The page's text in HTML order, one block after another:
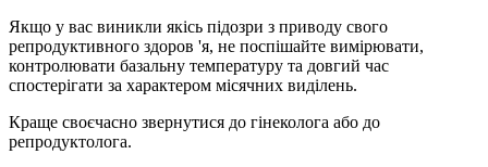
Якщо у вас виникли якісь підозри з приводу свого
репродуктивного здоров 'я, не поспішайте вимірювати,
контролювати базальну температуру та довгий час
спостерігати за характером місячних виділень.
Краще своєчасно звернутися до гінеколога або до
репродуктолога.